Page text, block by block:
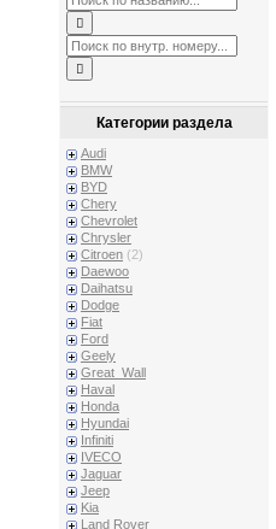
Категории раздела
Audi
BMW
BYD
Chery
Chevrolet
Chrysler
Citroen (2)
Daewoo
Daihatsu
Dodge
Fiat
Ford
Geely
Great_Wall
Haval
Honda
Hyundai
Infiniti
IVECO
Jaguar
Jeep
Kia
Land Rover